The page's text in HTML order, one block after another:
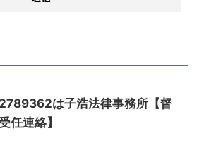
は子浩法律事務所【督
任連絡】